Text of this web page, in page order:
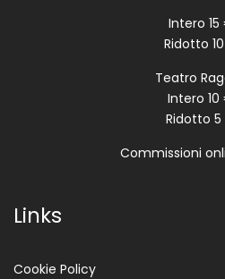
Intero 15
Ridotto
Teatro
Intero 10
Ridotto
Commissioni
Links
Cookie Policy